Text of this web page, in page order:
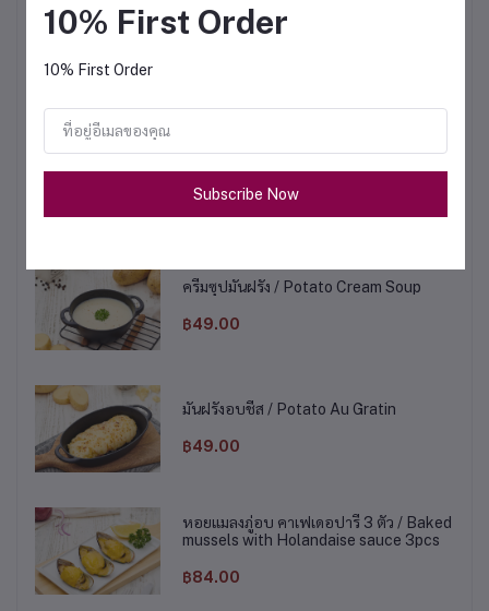
ครีมซุปหน่อไม้ฝรั่ง / Asparagus Cream
฿49.00
ครีมซุปมันฝรั่ง / Potato Cream Soup
฿49.00
มันฝรั่งอบชีส / Potato Au Gratin
฿49.00
หอยแมลงภู่อบ คาเฟเดอปารี 3 ตัว / Baked
mussels with Holandaise sauce 3pcs
฿84.00
10% First Order
10% First Order
Subscribe Now